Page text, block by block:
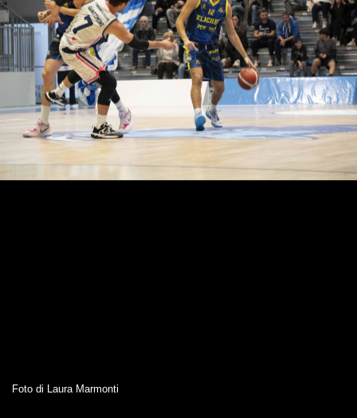
Foto di Laura Marmonti